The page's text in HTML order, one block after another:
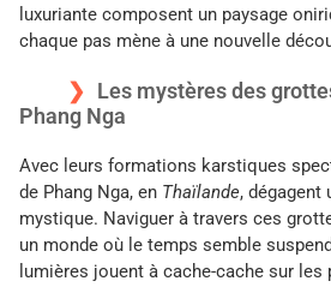
luxuriante composent un paysage
chaque pas mène à une nouvelle
Les mystères des
Phang Nga
Avec leurs formations karstiques
de Phang Nga, en Thaïlande, dégagent
mystique. Naviguer à travers ces
un monde où le temps semble
lumières jouent à cache-cache sur les